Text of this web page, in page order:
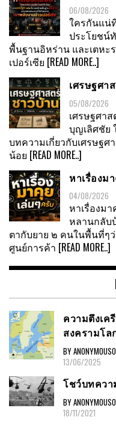
06/08/2026
ใครกันแน่
ประโยชน์
พื้นฐานอิหร่าน และเตหะ
เปอร์เซีย [READ MORE..]
เศรษฐศา
05/08/2026
เศรษฐศา
บุญเลิศชัย
บทความเกี่ยวกับเศรษฐศ
น้อย [READ MORE..]
หาเรื่องม
04/08/2026
หาเรื่องม
หลานกลับ
ตากับยาย ๒ คนในพื้นที่ๆว่
ศูนย์การค้า [READ MORE..]
ความตึงเค
สงครามโล
BY
13/06/2025
โชว์บทคว
BY
18/11/2021